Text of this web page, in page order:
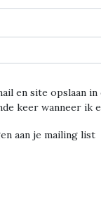
en site opslaan
keer wanneer ik
aan je mailing list